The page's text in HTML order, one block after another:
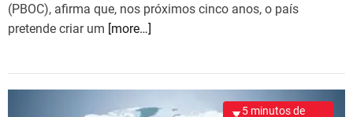
(PBOC), afirma que, nos próximos cinco anos, o país
pretende criar um [more…]
5 minutos de